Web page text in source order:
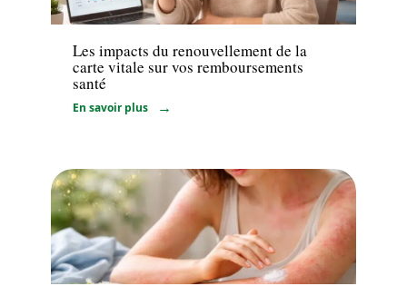
Santé
Les impacts du renouvellement de la
carte vitale sur vos remboursements
santé
En savoir plus
Maladie